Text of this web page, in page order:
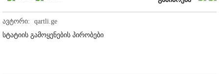
ავტორი:
qartli.ge
სტატიის გამოყენების პირობები